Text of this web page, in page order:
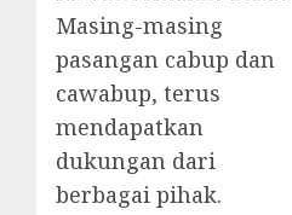
Masing-masing
pasangan cabup dan
cawabup, terus
mendapatkan
dukungan dari
berbagai pihak.